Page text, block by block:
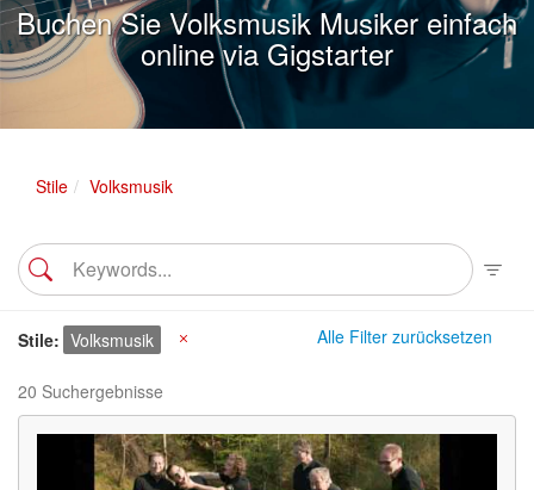
Buchen Sie Volksmusik Musiker einfach
online via Gigstarter
Stile Volksmusik
Alle Filter zurücksetzen
Stile Volksmusik
20 Suchergebnisse